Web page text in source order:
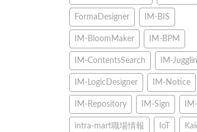
FormaDesigner IM-BIS
IM-BloomMaker IM-BPM
IM-ContentsSearch IM-
IM-LogicDesigner IM-Notice
IM-Repository IM-Sign
intra-mart職場情報 IoT